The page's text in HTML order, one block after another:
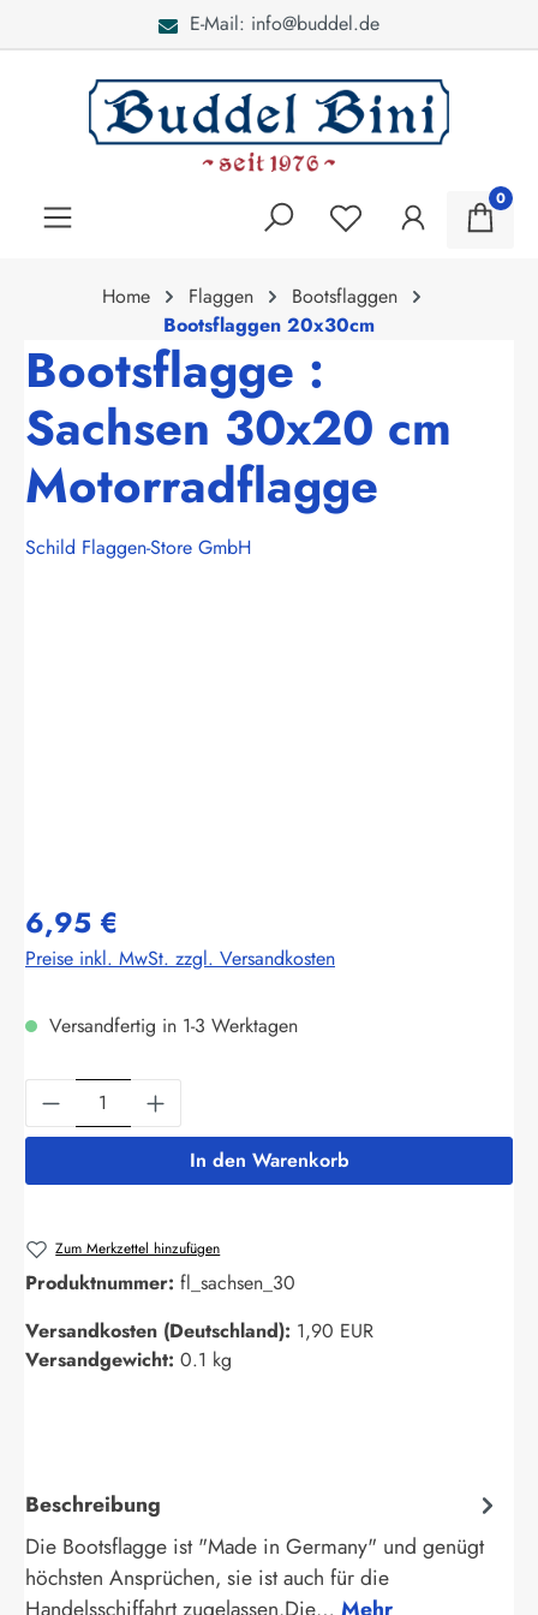
E-Mail: info@buddel.de
0
Home Flaggen
Bootsflaggen
Bootsflaggen 20x30cm
Bootsflagge :
Sachsen 30x20 cm
Motorradflagge
Schild Flaggen-Store GmbH
6,95 €
Preise inkl. MwSt. zzgl. Versandkosten
Versandfertig in 1-3 Werktagen
Produkt Anzahl: Gib den gewünschten
In den Warenkorb
Zum Merkzettel hinzufügen
Produktnummer: fl_sachsen_30
Versandkosten (Deutschland): 1,90 EUR
Versandgewicht: 0.1 kg
Beschreibung
Die Bootsflagge ist "Made in Germany" und genügt
höchsten Ansprüchen, sie ist auch für die